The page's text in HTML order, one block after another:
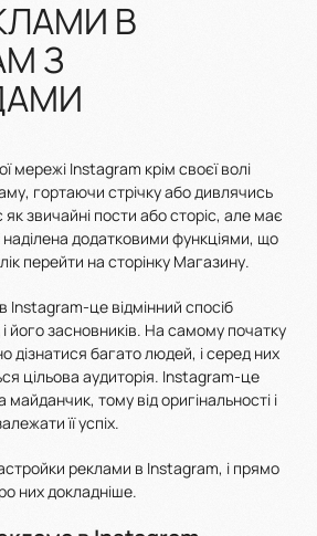
В
З
мережі Instagram крім своєї волі
гортаючи стрічку або дивлячись
як звичайні пости або сторіс, але має
наділена додатковими функціями, що
перейти на сторінку Магазину.
Instagram-це відмінний спосіб
його засновників. На самому початку
дізнатися багато людей, і серед них
цільова аудиторія. Instagram-це
майданчик, тому від оригінальності і
її успіх.
реклами в Instagram, і прямо
них докладніше.